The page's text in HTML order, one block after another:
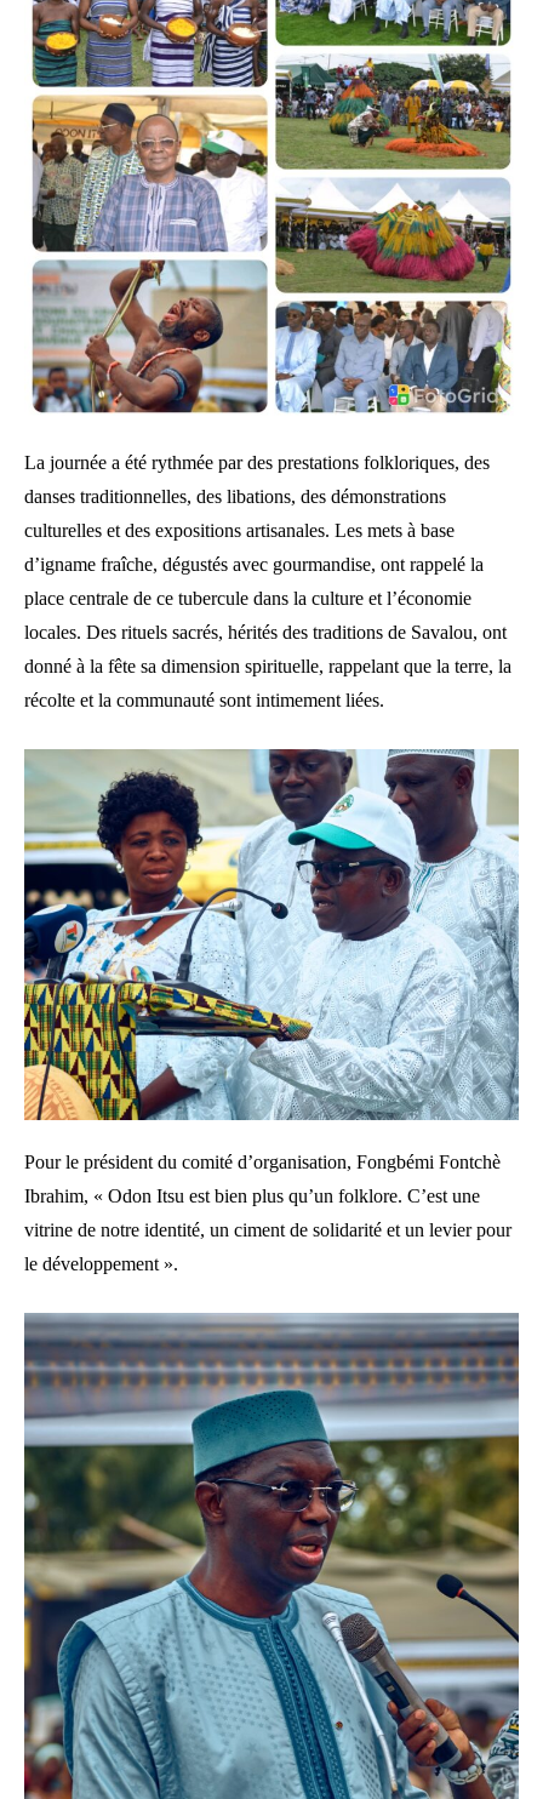
La journée a été rythmée par des prestations folkloriques, des
danses traditionnelles, des libations, des démonstrations
culturelles et des expositions artisanales. Les mets à base
d’igname fraîche, dégustés avec gourmandise, ont rappelé la
place centrale de ce tubercule dans la culture et l’économie
locales. Des rituels sacrés, hérités des traditions de Savalou, ont
donné à la fête sa dimension spirituelle, rappelant que la terre, la
récolte et la communauté sont intimement liées.
Pour le président du comité d’organisation, Fongbémi Fontchè
Ibrahim, « Odon Itsu est bien plus qu’un folklore. C’est une
vitrine de notre identité, un ciment de solidarité et un levier pour
le développement ».